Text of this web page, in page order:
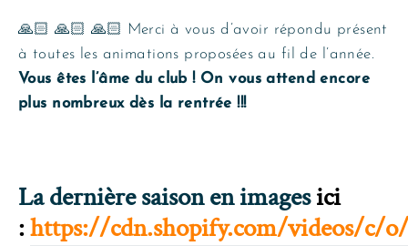
🙏🏻 🙏🏻 🙏🏻 Merci à vous d’avoir répondu présent
à toutes les animations proposées au fil de l’année.
Vous êtes l’âme du club ! On vous attend encore
plus nombreux dès la rentrée !!!
La dernière saison en imagesici
:https://cdn.shopify.com/videos/c/o/